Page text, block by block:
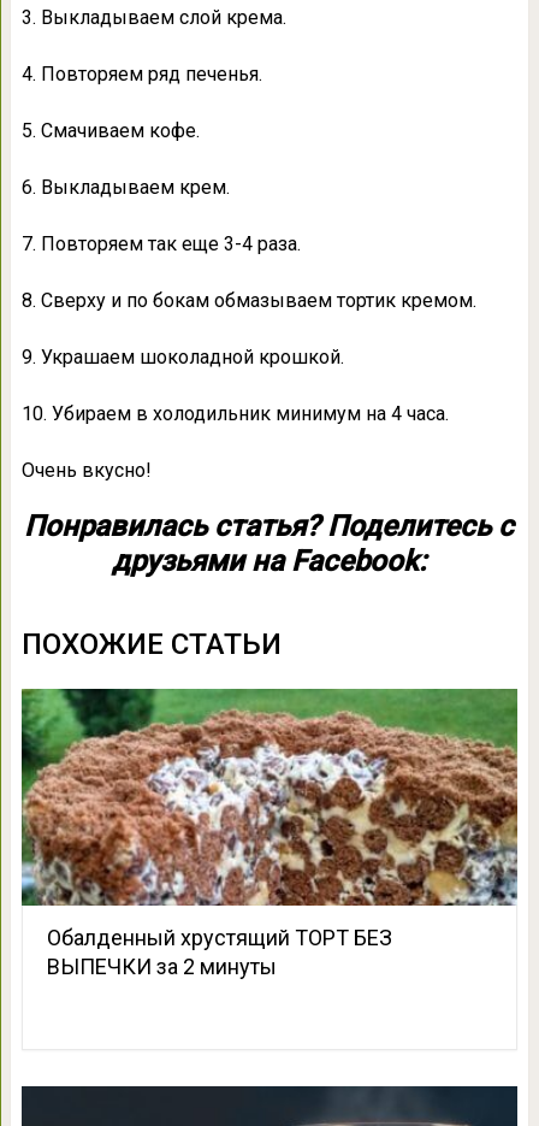
3. Выкладываем слой крема.
4. Повторяем ряд печенья.
5. Смачиваем кофе.
6. Выкладываем крем.
7. Повторяем так еще 3-4 раза.
8. Сверху и по бокам обмазываем тортик кремом.
9. Украшаем шоколадной крошкой.
10. Убираем в холодильник минимум на 4 часа.
Очень вкусно!
Понравилась статья? Поделитесь с
друзьями на Facebook:
ПОХОЖИЕ СТАТЬИ
Обалденный хрустящий ТОРТ БЕЗ
ВЫПЕЧКИ за 2 минуты